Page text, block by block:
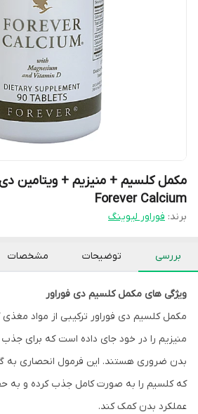
مکمل کلسیم + منیزیم + ویتامین
Forever Calcium
برند: فوراور لیوینگ
بررسی توضیحات مشخصات
ویژگی های مکمل کلسیم دی فوراور
منیزیم را در خود جای داده است که برای جذب
بدن ضروری هستند. این فرمول انحصاری به
که کلسیم را به صورت کامل جذب کرده و به
عملکرد بدن کمک کند.